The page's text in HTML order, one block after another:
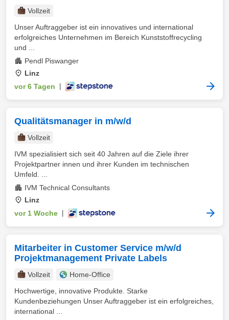
Vollzeit
Unser Auftraggeber ist ein innovatives und international
erfolgreiches Unternehmen im Bereich Kunststoffrecycling
und ...
Pendl Piswanger
Linz
vor 6 Tagen
Qualitätsmanager in m/w/d
Vollzeit
IVM spezialisiert sich seit 40 Jahren auf die Ziele ihrer
Projektpartner innen und ihrer Kunden im technischen
Umfeld. ...
IVM Technical Consultants
Linz
vor 1 Woche
Mitarbeiter in Customer Service m/w/d
Projektmanagement Private Labels
Vollzeit
Home-Office
Hochwertige, innovative Produkte. Starke
Kundenbeziehungen Unser Auftraggeber ist ein erfolgreiches,
international ...